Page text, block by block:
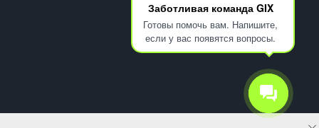
Заботливая команда GIX
Готовы помочь вам. Напишите,
если у вас появятся вопросы.